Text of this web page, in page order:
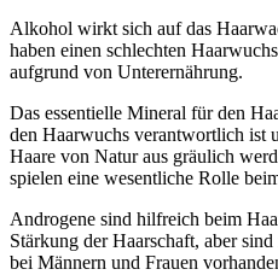
Alkohol wirkt sich auf das
haben einen schlechten
aufgrund von Unterernährung.
Das essentielle Mineral für den
den Haarwuchs verantwortlich ist
Haare von Natur aus gräulich
spielen eine wesentliche Rolle
Androgene sind hilfreich beim
Stärkung der Haarschaft, aber
bei Männern und Frauen